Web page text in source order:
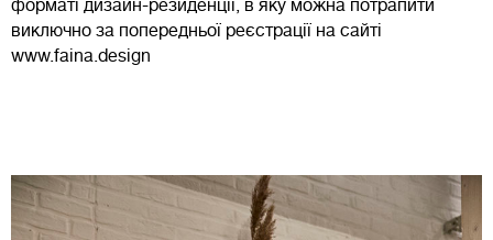
форматі дизайн-резиденції, в яку можна потрапити
виключно за попередньої реєстрації на сайті
www.faina.design